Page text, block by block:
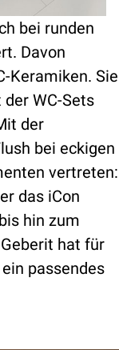
bei runden
Davon
Keramiken. Sie
WC-Sets
der
bei eckigen
vertreten:
das iCon
hin zum
hat für
passendes